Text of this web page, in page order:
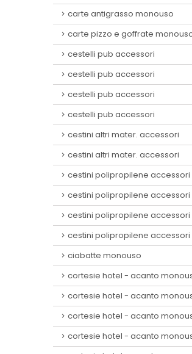
carte antigrasso monouso
carte pizzo e goffrate
cestelli pub accessori
cestelli pub accessori
cestelli pub accessori
cestelli pub accessori
cestini altri mater. accessori
cestini altri mater. accessori
cestini polipropilene accessori
cestini polipropilene accessori
cestini polipropilene accessori
cestini polipropilene accessori
ciabatte monouso
cortesie hotel - acanto
cortesie hotel - acanto
cortesie hotel - acanto
cortesie hotel - acanto